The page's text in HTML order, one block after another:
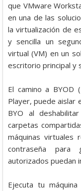
que VMware
en una de las
la virtualización de
y sencilla un
virtual (VM) en un
escritorio principal y
El camino a BYOD
Player, puede aislar
BYO al
carpetas
máquinas virtuales
contraseña para
autorizados puedan
Ejecuta tu